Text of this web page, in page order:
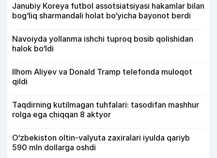
Janubiy Koreya futbol assotsiatsiyasi hakamlar bilan
bog‘liq sharmandali holat bo‘yicha bayonot berdi
Navoiyda yollanma ishchi tuproq bosib qolishidan
halok bo‘ldi
Ilhom Aliyev va Donald Tramp telefonda muloqot
qildi
Taqdirning kutilmagan tuhfalari: tasodifan mashhur
rolga ega chiqqan 8 aktyor
O‘zbekiston oltin-valyuta zaxiralari iyulda qariyb
590 mln dollarga oshdi